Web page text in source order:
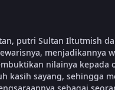
putri Sultan Iltutmish
menjadikannya
nilainya kepada
kasih sayang, sehingga